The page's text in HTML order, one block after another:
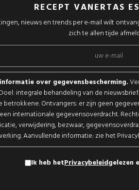
RECEPT VANERTAS
nieuws en trends per e-mail wilt
zich te allen tijde
over gegevensbescherming.
Doel: integrale behandeling van de
betrokkene. Ontvangers: er zijn geen
internationale gegevensoverdracht.
verwijdering, bezwaar,
Aanvullende informatie: zie het
Ik heb hetPrivacybeleidgelezen